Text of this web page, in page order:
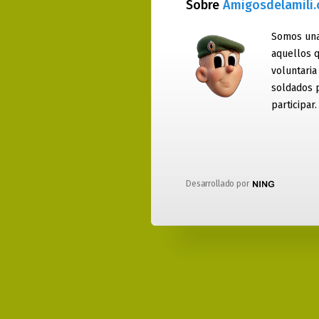
Sobre
Somos
aquellos
voluntaria
soldados
participar.
Desarrollado por